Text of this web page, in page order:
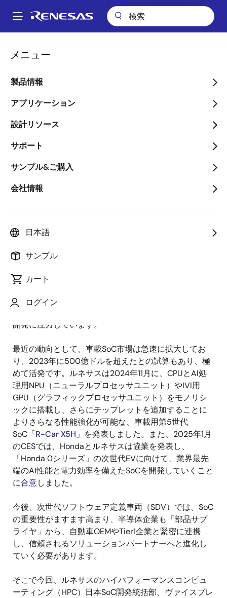
ン
Main
メニュー
製品情報
アプリケーション
設計リソース
サポート
サンプル&ご購入
会社情報
日本語
サンプル
カート
ログイン
パ
ン
く
ず
SoC技術が切り拓くグローバルな車載エレクトロニクス設計の新時代
SoC技術が切り拓くグロー
バルな車載エレクトロニク
ス設計の新時代
画
像
ジデント
人工知能（AI）、電動化、そして先進的な車載安全機
えています。ルネサスは、この変化を自らの強みをさ
開発に注力しています。
最近の動向として、車載SoC市場は急速に拡大してお
り、2023年に500億ドルを超えたとの試算もあり、極
めて活発です。ルネサスは2024年11月に、CPUとAI処
理用NPU（ニューラルプロセッサユニット）やIVI用
GPU（グラフィックプロセッサユニット）をモノリシ
ックに搭載し、さらにチップレットを追加することに
よりさらなる性能強化が可能な、車載用第5世代
SoC「R-Car X5H 」を発表しました。また、2025年1月
のCESでは、Hondaとルネサスは協業を発表し、
「Honda 0シリーズ」の次世代EVに向けて、業界最先
端のAI性能と電力効率を備えたSoCを開発していくこと
に合意しました。
今後、次世代ソフトウェア定義車両（SDV）では、SoC
の重要性がますます高まり、半導体企業も「部品サプ
ライヤ」から、自動車OEMやTier1企業と緊密に連携
し、信頼されるソリューションパートナーへと進化し
ていく必要があります。
そこで今回、ルネサスのハイパフォーマンスコンピュ
ーティング（HPC）日本SoC開発統括部、ヴァイスプレ